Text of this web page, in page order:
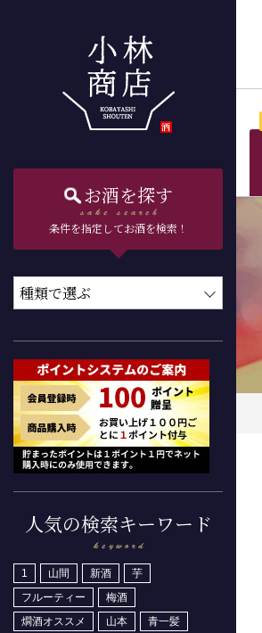
お酒を探す
条件を指定してお酒を検索！
人気の検索キーワード
1 山間 新酒
芋
フルーティー
梅酒
燗酒オススメ
山本
青一髪